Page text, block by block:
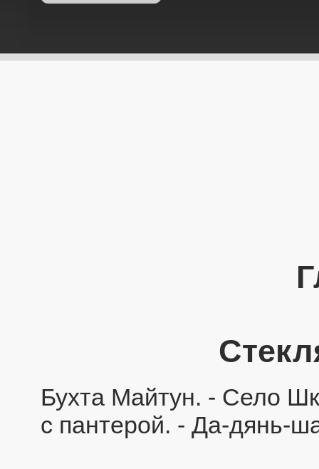
Бухта Майтун. - Село
с пантерой. - Да-дянь-